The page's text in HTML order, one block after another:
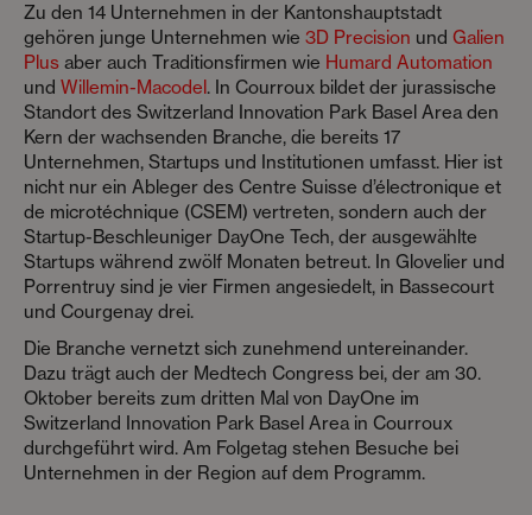
Zu den 14 Unternehmen in der Kantonshauptstadt
gehören junge Unternehmen wie 3D Precision und Galien
Plus aber auch Traditionsfirmen wie Humard Automation
und Willemin-Macodel . In Courroux bildet der jurassische
Standort des Switzerland Innovation Park Basel Area den
Kern der wachsenden Branche, die bereits 17
Unternehmen, Startups und Institutionen umfasst. Hier ist
nicht nur ein Ableger des Centre Suisse d’électronique et
de microtéchnique (CSEM) vertreten, sondern auch der
Startup-Beschleuniger DayOne Tech, der ausgewählte
Startups während zwölf Monaten betreut. In Glovelier und
Porrentruy sind je vier Firmen angesiedelt, in Bassecourt
und Courgenay drei.
Die Branche vernetzt sich zunehmend untereinander.
Dazu trägt auch der Medtech Congress bei, der am 30.
Oktober bereits zum dritten Mal von DayOne im
Switzerland Innovation Park Basel Area in Courroux
durchgeführt wird. Am Folgetag stehen Besuche bei
Unternehmen in der Region auf dem Programm.